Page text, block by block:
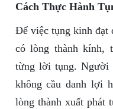
Cách Thực Hành
Để việc tụng kinh đạt
có lòng thành kính,
từng lời tụng. Người
không cầu danh lợi
lòng thành xuất phát